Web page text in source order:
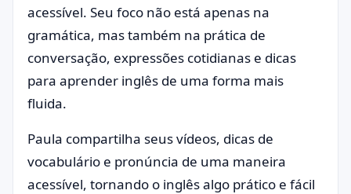
acessível. Seu foco não está apenas na
gramática, mas também na prática de
conversação, expressões cotidianas e dicas
para aprender inglês de uma forma mais
fluida.
Paula compartilha seus vídeos, dicas de
vocabulário e pronúncia de uma maneira
acessível, tornando o inglês algo prático e fácil